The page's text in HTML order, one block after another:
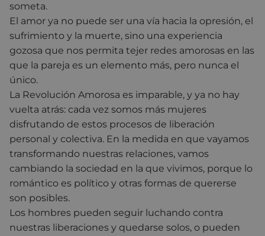
someta.
El amor ya no puede ser una vía hacia la opresión, el
sufrimiento y la muerte, sino una experiencia
gozosa que nos permita tejer redes amorosas en las
que la pareja es un elemento más, pero nunca el
único.
La Revolución Amorosa es imparable, y ya no hay
vuelta atrás: cada vez somos más mujeres
disfrutando de estos procesos de liberación
personal y colectiva. En la medida en que vayamos
transformando nuestras relaciones, vamos
cambiando la sociedad en la que vivimos, porque lo
romántico es político y otras formas de quererse
son posibles.
Los hombres pueden seguir luchando contra
nuestras liberaciones y quedarse solos, o pueden